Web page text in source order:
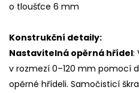
o tloušťce 6 mm
Konstrukční detaily:
Nastavitelná opěrná hřídel:
v rozmezí 0–120 mm pomocí
opěrné hřídeli. Samočisticí